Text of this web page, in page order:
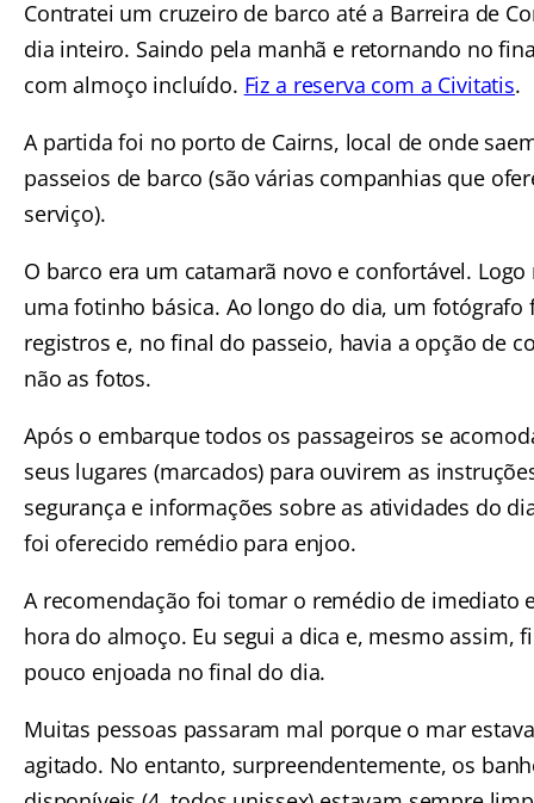
Contratei um cruzeiro de barco até a Barreira de
dia inteiro. Saindo pela manhã e retornando no
com almoço incluído. Fiz a reserva com a Civitatis.
A partida foi no porto de Cairns, local de onde
passeios de barco (são várias companhias que
serviço).
O barco era um catamarã novo e confortável. Logo
uma fotinho básica. Ao longo do dia, um fotógrafo
registros e, no final do passeio, havia a opção de
não as fotos.
Após o embarque todos os passageiros se
seus lugares (marcados) para ouvirem as
segurança e informações sobre as atividades do
foi oferecido remédio para enjoo.
A recomendação foi tomar o remédio de imediato
hora do almoço. Eu segui a dica e, mesmo assim,
pouco enjoada no final do dia.
Muitas pessoas passaram mal porque o mar
agitado. No entanto, surpreendentemente, os